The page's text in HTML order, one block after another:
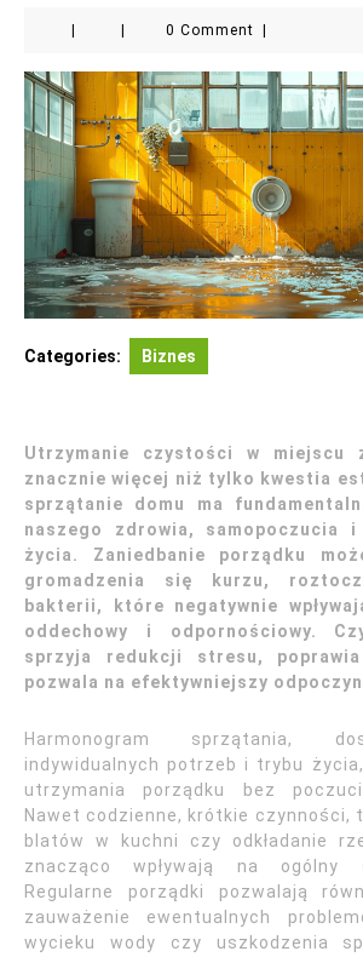
0 Comment
Categories: Biznes
Utrzymanie czystości w miejscu
znacznie więcej niż tylko kwestia
sprzątanie domu ma
naszego zdrowia, samopoczucia
życia. Zaniedbanie porządku
gromadzenia się kurzu,
bakterii, które negatywnie
oddechowy i odpornościowy.
sprzyja redukcji stresu,
pozwala na efektywniejszy
Harmonogram sprzątania,
indywidualnych potrzeb i trybu
utrzymania porządku bez
Nawet codzienne, krótkie czynności,
blatów w kuchni czy odkładanie
znacząco wpływają na ogólny
Regularne porządki pozwalają
zauważenie ewentualnych
wycieku wody czy uszkodzenia